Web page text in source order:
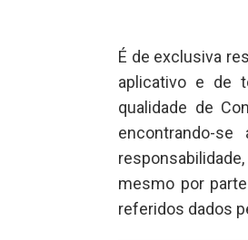
É de exclusiva
aplicativo e de
qualidade de
encontrando-
mesmo por
referidos dados